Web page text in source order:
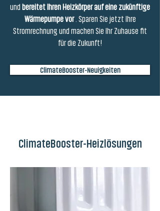
und bereitet Ihren Heizkörper auf eine zukünftige
Wärmepumpe vor. Sparen Sie jetzt Ihre
Stromrechnung und machen Sie Ihr Zuhause fit
für die Zukunft!
ClimateBooster-Neuigkeiten
ClimateBooster-Heizlösungen